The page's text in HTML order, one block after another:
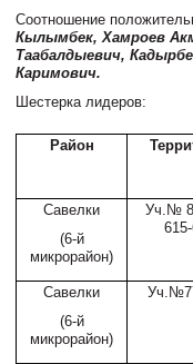
Соотношение
Кылымбек, Хамроев
Таабалдыевич,
Каримович.
Шестерка лидеров:
Район
Савелки
(6-й
микрорайон)
Уч.№
Савелки
(6-й
микрорайон)